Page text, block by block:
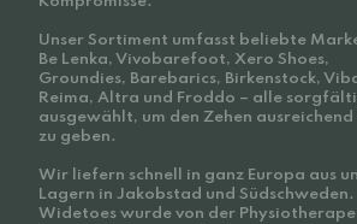
Unser Sortiment umfasst beliebte
Be Lenka, Vivobarefoot, Xero Shoes,
Groundies, Barebarics, Birkenstock,
Reima, Altra und Froddo – alle
ausgewählt, um den Zehen ausreichend
zu geben.
Wir liefern schnell in ganz Europa aus
Lagern in Jakobstad und Südschweden.
Widetoes wurde von der